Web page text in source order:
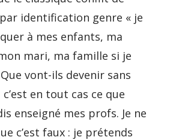
identification genre « je
à mes enfants, ma
mari, ma famille si je
vont-ils devenir sans
c’est en tout cas ce que
enseigné mes profs. Je ne
c’est faux : je prétends